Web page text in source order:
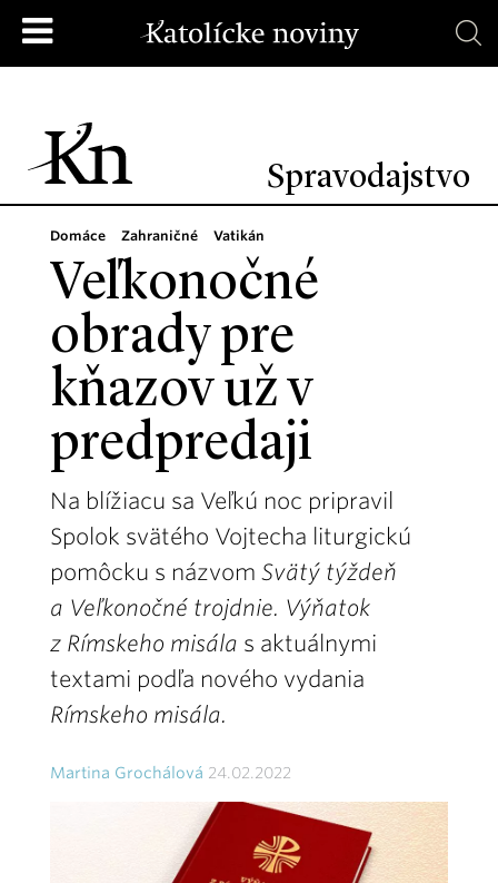
Spravodajstvo
Domáce Zahraničné Vatikán
Veľkonočné
obrady pre
kňazov už v
predpredaji
Na blížiacu sa Veľkú noc pripravil
Spolok svätého Vojtecha liturgickú
pomôcku s názvom Svätý týždeň
a Veľkonočné trojdnie. Výňatok
z Rímskeho misála s aktuálnymi
textami podľa nového vydania
Rímskeho misála.
Martina Grochálová 24.02.2022